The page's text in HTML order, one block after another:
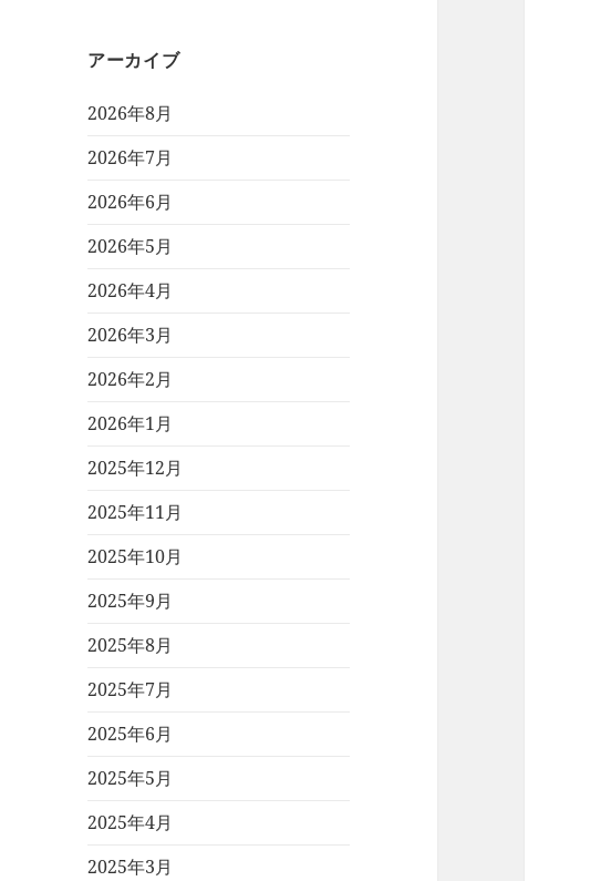
アーカイブ
2026年8月
2026年7月
2026年6月
2026年5月
2026年4月
2026年3月
2026年2月
2026年1月
2025年12月
2025年11月
2025年10月
2025年9月
2025年8月
2025年7月
2025年6月
2025年5月
2025年4月
2025年3月